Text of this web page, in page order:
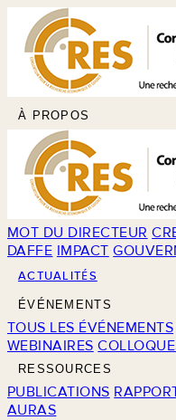
À PROPOS
MOT DU DIRECTEUR
DAFFE IMPACT
ACTUALITÉS
ÉVÉNEMENTS
TOUS LES ÉVÉNEMENTS
WEBINAIRES
RESSOURCES
PUBLICATIONS
AURAS